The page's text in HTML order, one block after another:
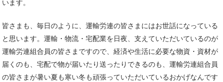
います。
皆さまも、毎日のように、運輸労連の皆さまにはお世話になっている
と思います。運輸・物流・宅配業を日夜、支えていただいているのが
運輸労連組合員の皆さまですので、経済や生活に必要な物資・資材が
届くのも、宅配で物が届いたり送ったりできるのも、運輸労連組合員
の皆さまが暑い夏も寒い冬も頑張っていただいているおかげなんです